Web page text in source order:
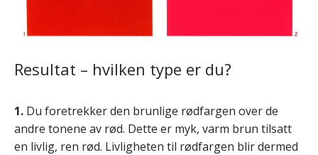
Resultat – hvilken type er du?
1. Du foretrekker den brunlige rødfargen over de
andre tonene av rød. Dette er myk, varm brun tilsatt
en livlig, ren rød. Livligheten til rødfargen blir dermed